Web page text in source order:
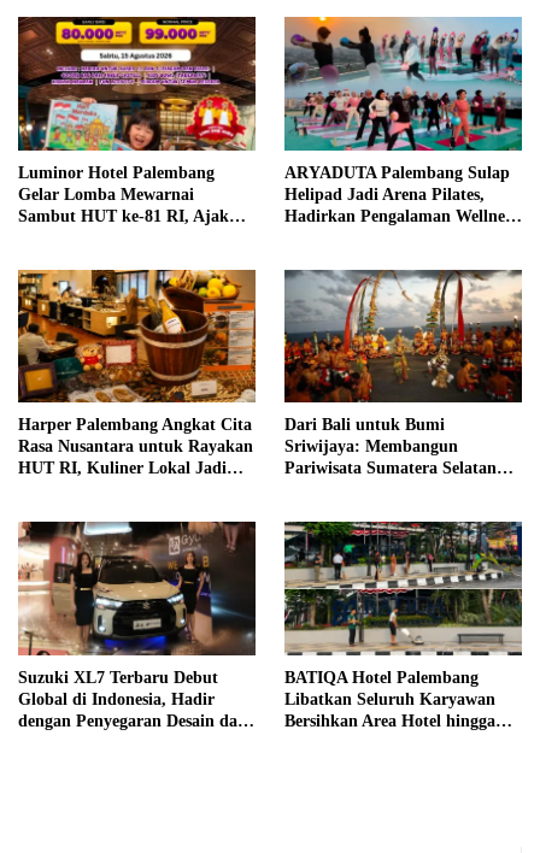
Luminor Hotel Palembang
Gelar Lomba Mewarnai
Sambut HUT ke-81 RI, Ajak
ARYADUTA Palembang Sulap
Helipad Jadi Arena Pilates,
Hadirkan Pengalaman Wellness
Harper Palembang Angkat Cita
Rasa Nusantara untuk Rayakan
HUT RI, Kuliner Lokal Jadi
Dari Bali untuk Bumi
Sriwijaya: Membangun
Pariwisata Sumatera Selatan
Suzuki XL7 Terbaru Debut
Global di Indonesia, Hadir
dengan Penyegaran Desain dan
BATIQA Hotel Palembang
Libatkan Seluruh Karyawan
Bersihkan Area Hotel hingga